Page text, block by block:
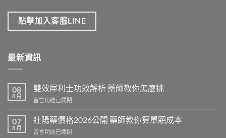
點擊加入客服LINE
最新資訊
08
8 月
雙效犀利士功效解析 藥師教你怎麼挑
在
效
犀
利
留言功能已關閉
07
8 月
壯陽藥價格2026公開 藥師教你算單顆成本
在
留言功能已關閉